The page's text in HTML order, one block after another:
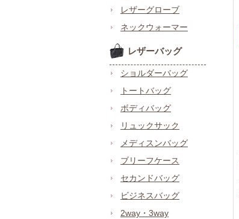
レザーグローブ
ネックウォーマー
レザーバッグ
ショルダーバッグ
トートバッグ
ボディバッグ
リュックサック
メディスンバッグ
ブリーフケース
セカンドバッグ
ビジネスバッグ
2way・3way